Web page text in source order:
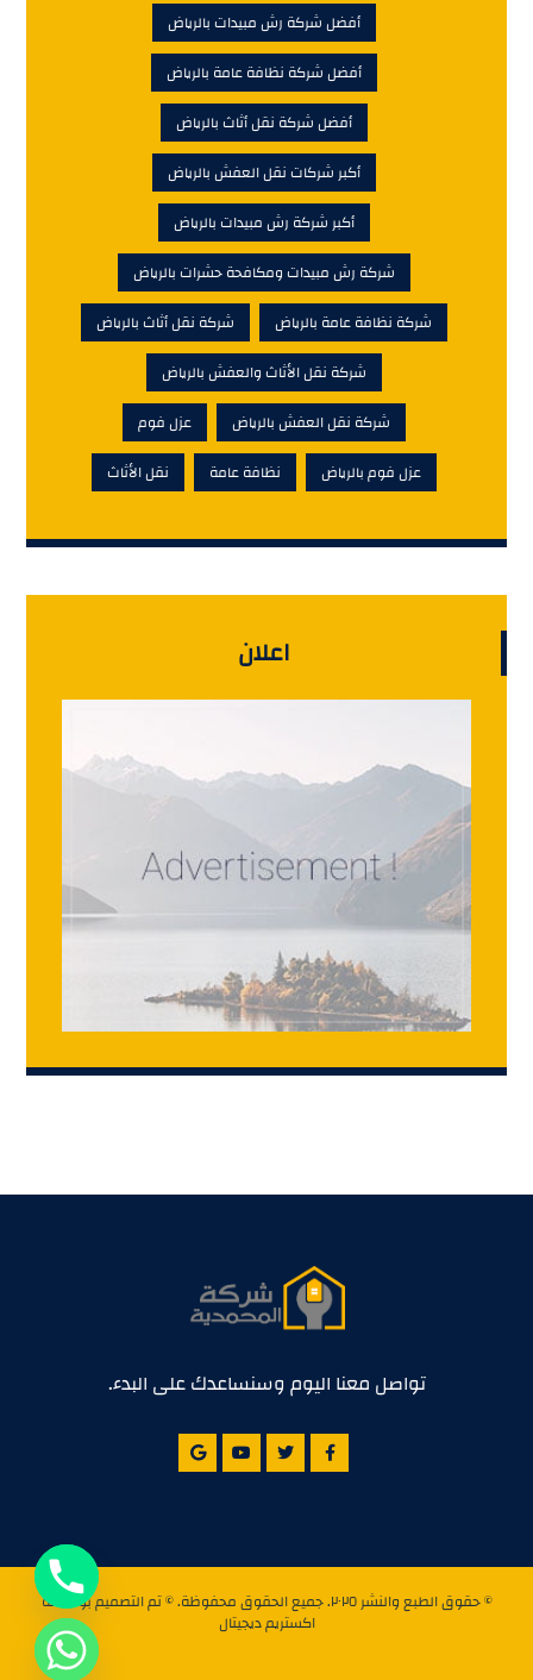
أفضل شركة رش مبيدات بالرياض
أفضل شركة نظافة عامة بالرياض
أفضل شركة نقل أثاث بالرياض
أكبر شركات نقل العفش بالرياض
أكبر شركة رش مبيدات بالرياض
شركة رش مبيدات ومكافحة حشرات بالرياض
شركة نظافة عامة بالرياض
شركة نقل أثاث بالرياض
شركة نقل الأثاث والعفش بالرياض
شركة نقل العفش بالرياض
عزل فوم
عزل فوم بالرياض
نظافة عامة نقل الأثاث
اعلان
تواصل معنا اليوم وسنساعدك على البدء.
© حقوق الطبع والنشر ٢٠٢٥. جميع الحقوق محفوظة. © تم التصميم بواسطة
اكستريم ديجيتال